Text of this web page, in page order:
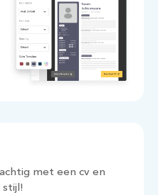
met een cv en